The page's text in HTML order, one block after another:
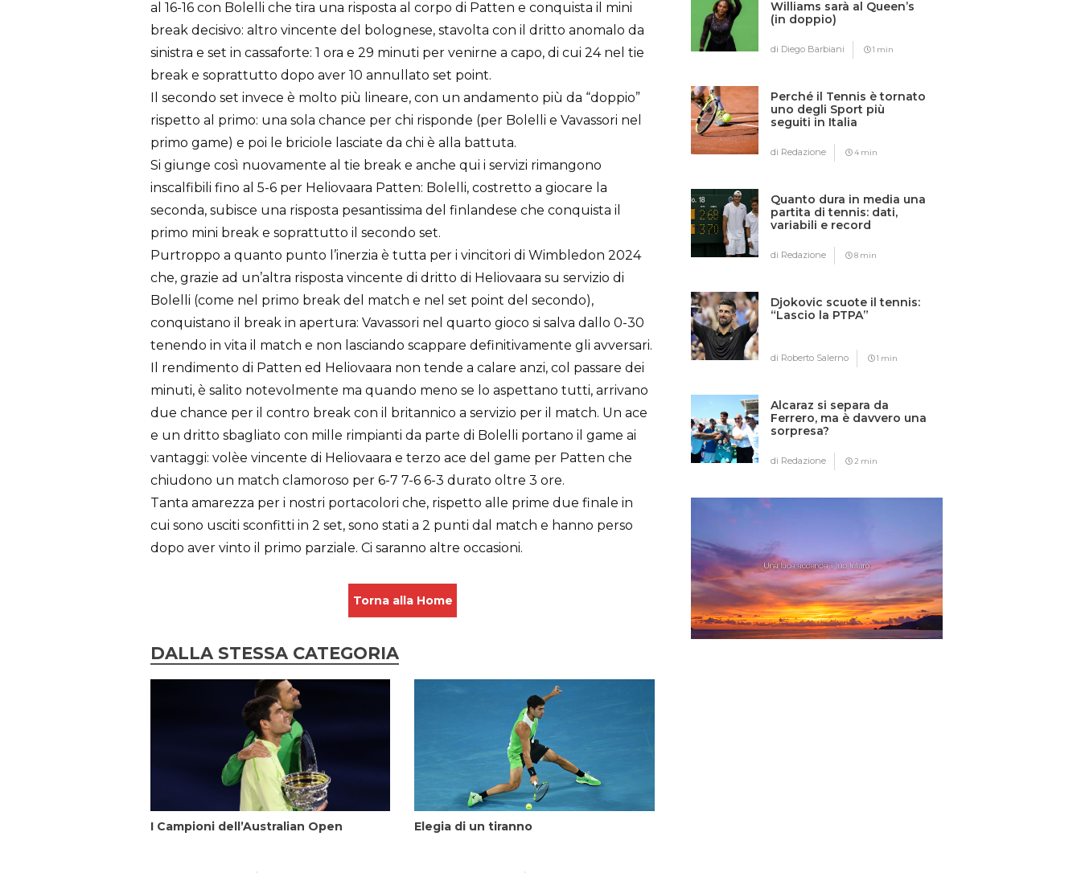
al 16-16 con Bolelli che tira una risposta al corpo di Patten e conquista il mini
break decisivo: altro vincente del bolognese, stavolta con il dritto anomalo da
sinistra e set in cassaforte: 1 ora e 29 minuti per venirne a capo, di cui 24 nel tie
break e soprattutto dopo aver 10 annullato set point.
Il secondo set invece è molto più lineare, con un andamento più da “doppio”
rispetto al primo: una sola chance per chi risponde (per Bolelli e Vavassori nel
primo game) e poi le briciole lasciate da chi è alla battuta.
Si giunge così nuovamente al tie break e anche qui i servizi rimangono
inscalfibili fino al 5-6 per Heliovaara Patten: Bolelli, costretto a giocare la
seconda, subisce una risposta pesantissima del finlandese che conquista il
primo mini break e soprattutto il secondo set.
Purtroppo a quanto punto l’inerzia è tutta per i vincitori di Wimbledon 2024
che, grazie ad un’altra risposta vincente di dritto di Heliovaara su servizio di
Bolelli (come nel primo break del match e nel set point del secondo),
conquistano il break in apertura: Vavassori nel quarto gioco si salva dallo 0-30
tenendo in vita il match e non lasciando scappare definitivamente gli avversari.
Il rendimento di Patten ed Heliovaara non tende a calare anzi, col passare dei
minuti, è salito notevolmente ma quando meno se lo aspettano tutti, arrivano
due chance per il contro break con il britannico a servizio per il match. Un ace
e un dritto sbagliato con mille rimpianti da parte di Bolelli portano il game ai
vantaggi: volèe vincente di Heliovaara e terzo ace del game per Patten che
chiudono un match clamoroso per 6-7 7-6 6-3 durato oltre 3 ore.
Tanta amarezza per i nostri portacolori che, rispetto alle prime due finale in
cui sono usciti sconfitti in 2 set, sono stati a 2 punti dal match e hanno perso
dopo aver vinto il primo parziale. Ci saranno altre occasioni.
Torna alla Home
DALLA STESSA CATEGORIA
I Campioni dell’Australian Open Elegia di un tiranno
Williams sarà al Queen’s
(in doppio)
di Diego Barbiani 1 min
Perché il Tennis è tornato
uno degli Sport più
seguiti in Italia
di Redazione 4 min
Quanto dura in media una
partita di tennis: dati,
variabili e record
di Redazione 8 min
Djokovic scuote il tennis:
“Lascio la PTPA”
di Roberto Salerno 1 min
Alcaraz si separa da
Ferrero, ma è davvero una
sorpresa?
di Redazione 2 min